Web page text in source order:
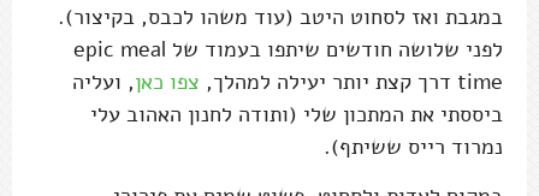
במגבת ואז לסחוט היטב (עוד משהו לכבס, בקיצור).
לפני שלושה חודשים שיתפו בעמוד של epic meal
time דרך קצת יותר יעילה למהלך,
צפו כאן, ועליה
ביססתי את המתכון שלי (ותודה לחנון האהוב עלי
נמרוד רייס ששיתף).